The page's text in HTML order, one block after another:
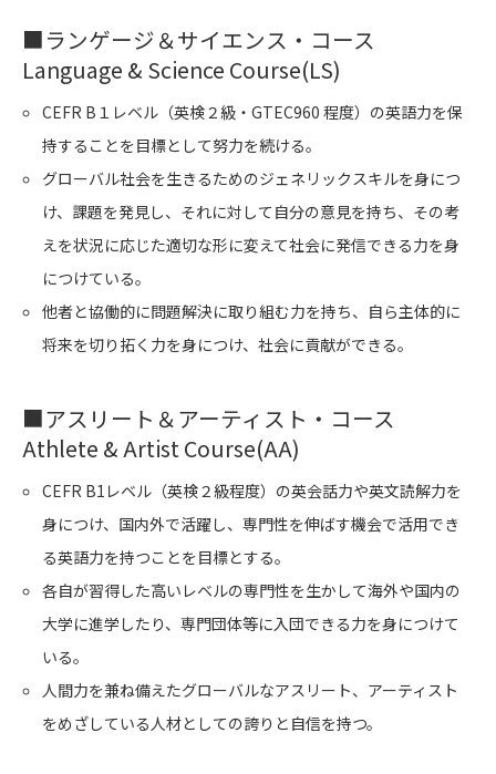
■ランゲージ＆サイエンス・コース
Language & Science Course(LS)
CEFR B１レベル（英検２級・GTEC960 程度）の英語力を保
持することを目標として努力を続ける。
グローバル社会を生きるためのジェネリックスキルを身につ
け、課題を発見し、それに対して自分の意見を持ち、その考
えを状況に応じた適切な形に変えて社会に発信できる力を身
につけている。
他者と協働的に問題解決に取り組む力を持ち、自ら主体的に
将来を切り拓く力を身につけ、社会に貢献ができる。
■アスリート＆アーティスト・コース
Athlete & Artist Course(AA)
CEFR B1レベル（英検２級程度）の英会話力や英文読解力を
身につけ、国内外で活躍し、専門性を伸ばす機会で活用でき
る英語力を持つことを目標とする。
各自が習得した高いレベルの専門性を生かして海外や国内の
大学に進学したり、専門団体等に入団できる力を身につけて
いる。
人間力を兼ね備えたグローバルなアスリート、アーティスト
をめざしている人材としての誇りと自信を持つ。